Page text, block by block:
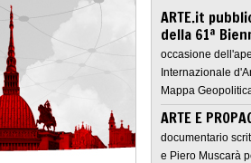
ARTE.it
della 61ª
occasione
Internazionale
Mappa
ARTE E
documentario
e Piero Muscarà